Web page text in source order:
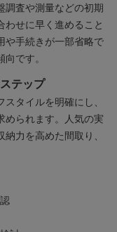
調査や測量などの初期
せに早く進めること
や手続きが一部省略で
です。
テップ
タイルを明確にし、
められます。人気の実
力を高めた間取り、